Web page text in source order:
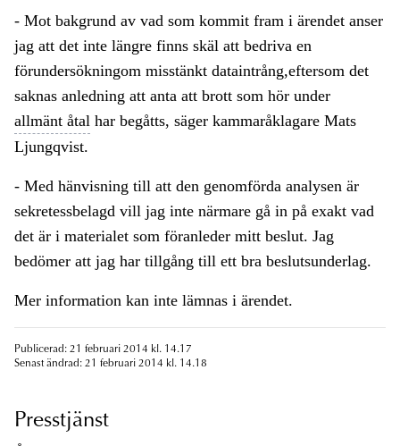
- Mot bakgrund av vad som kommit fram i ärendet anser
jag att det inte längre finns skäl att bedriva en
förundersökningom misstänkt dataintrång,eftersom det
saknas anledning att anta att brott som hör under
allmänt åtal har begåtts, säger kammaråklagare Mats
Ljungqvist.
- Med hänvisning till att den genomförda analysen är
sekretessbelagd vill jag inte närmare gå in på exakt vad
det är i materialet som föranleder mitt beslut. Jag
bedömer att jag har tillgång till ett bra beslutsunderlag.
Mer information kan inte lämnas i ärendet.
Publicerad: 21 februari 2014 kl. 14.17
Senast ändrad: 21 februari 2014 kl. 14.18
Presstjänst